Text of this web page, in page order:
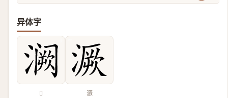
异体字
𫞝 㵐